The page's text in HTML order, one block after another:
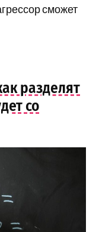
сможет
разделят
со